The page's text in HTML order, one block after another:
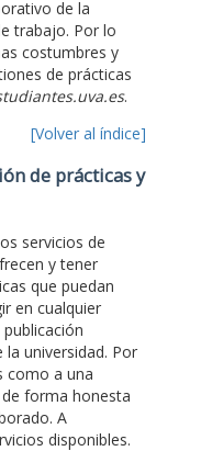
de la
trabajo. Por lo
costumbres y
de prácticas
.
[Volver al índice]
de prácticas y
servicios de
y tener
que puedan
en cualquier
la universidad. Por
como a una
forma honesta
A
disponibles.